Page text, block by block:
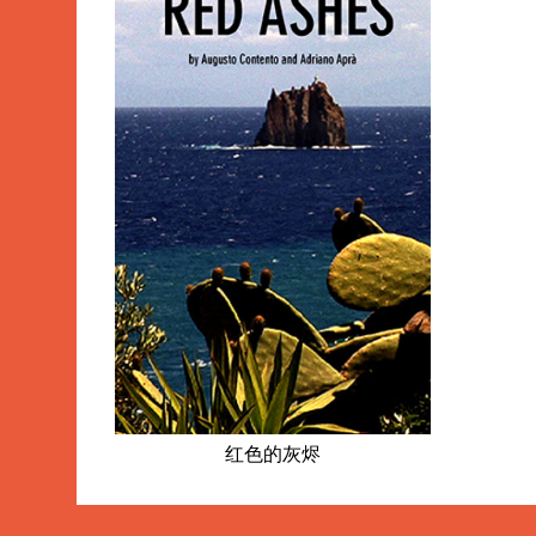
红色的灰烬